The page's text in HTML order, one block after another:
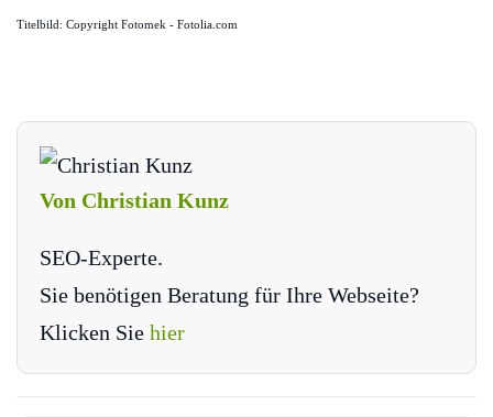
Titelbild: Copyright Fotomek - Fotolia.com
Von Christian Kunz
SEO-Experte.
Sie benötigen Beratung für Ihre Webseite?
Klicken Sie hier